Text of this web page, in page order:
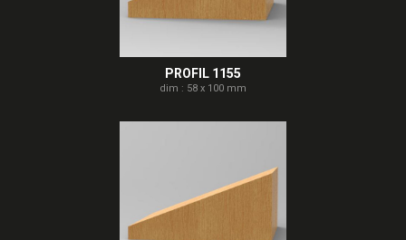
PROFIL 1155
dim : 58 x 100 mm